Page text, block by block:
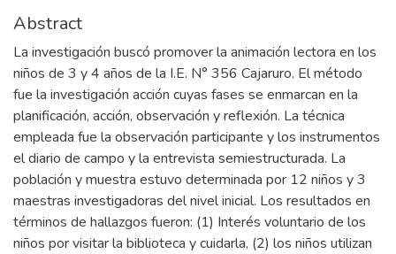
Abstract
La investigación buscó promover la animación lectora en los
niños de 3 y 4 años de la I.E. N° 356 Cajaruro. El método
fue la investigación acción cuyas fases se enmarcan en la
planificación, acción, observación y reflexión. La técnica
empleada fue la observación participante y los instrumentos
el diario de campo y la entrevista semiestructurada. La
población y muestra estuvo determinada por 12 niños y 3
maestras investigadoras del nivel inicial. Los resultados en
términos de hallazgos fueron: (1) Interés voluntario de los
niños por visitar la biblioteca y cuidarla, (2) los niños utilizan